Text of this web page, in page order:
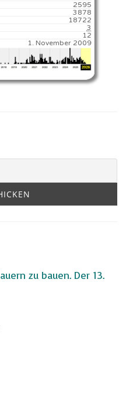
2595️
3878
18722️
3
12
1. November 2009
zu bauen. Der 13.